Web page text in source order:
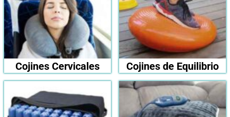
Cojines Cervicales Cojines de Equilibrio